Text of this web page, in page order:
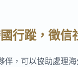
行蹤，徵信
，可以協助處理